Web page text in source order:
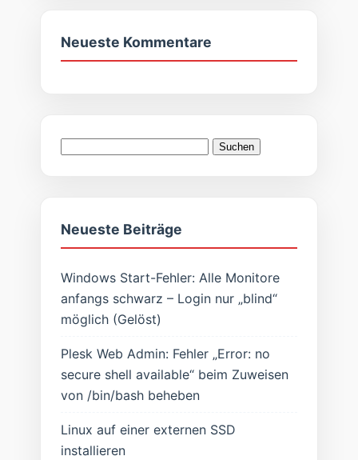
Neueste Kommentare
Suchen
Neueste Beiträge
Windows Start-Fehler: Alle Monitore
anfangs schwarz – Login nur „blind“
möglich (Gelöst)
Plesk Web Admin: Fehler „Error: no
secure shell available“ beim Zuweisen
von /bin/bash beheben
Linux auf einer externen SSD
installieren